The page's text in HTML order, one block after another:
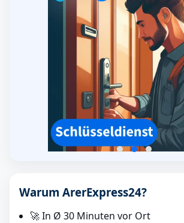
Warum ArerExpress24?
🚀 In Ø 30 Minuten vor Ort